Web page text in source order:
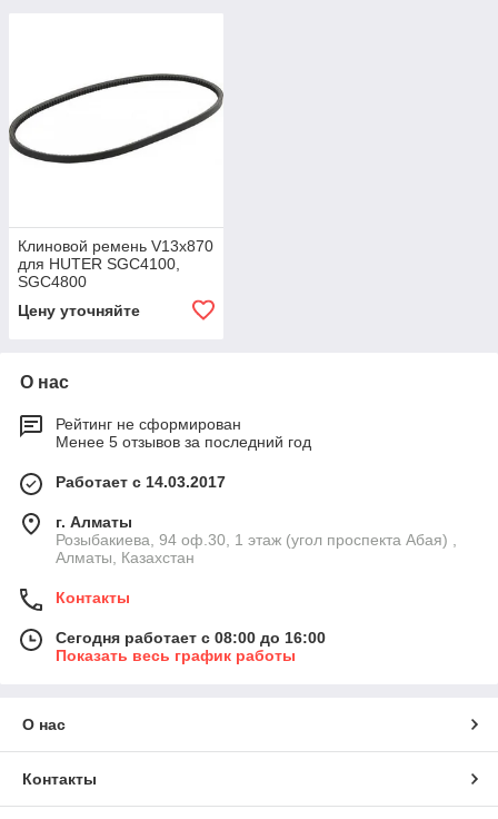
Клиновой ремень V13x870
для HUTER SGC4100,
SGC4800
Цену уточняйте
О нас
Рейтинг не сформирован
Менее 5 отзывов за последний год
Работает с 14.03.2017
г. Алматы
Розыбакиева, 94 оф.30, 1 этаж (угол проспекта Абая) ,
Алматы, Казахстан
Контакты
Сегодня работает с 08:00 до 16:00
Показать весь график работы
О нас
Контакты